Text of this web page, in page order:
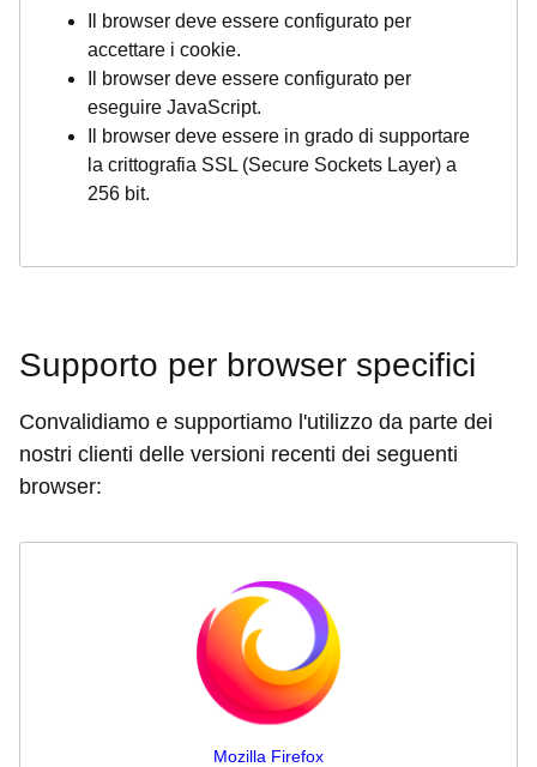
Il browser deve essere configurato per
accettare i cookie.
Il browser deve essere configurato per
eseguire JavaScript.
Il browser deve essere in grado di supportare
la crittografia SSL (Secure Sockets Layer) a
256 bit.
Supporto per browser specifici
Convalidiamo e supportiamo l'utilizzo da parte dei
nostri clienti delle versioni recenti dei seguenti
browser:
Mozilla Firefox